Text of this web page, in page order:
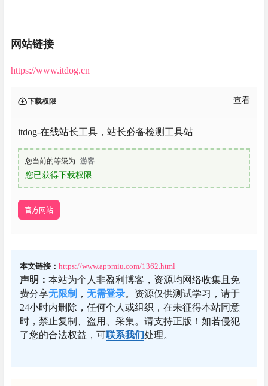
网站链接
https://www.itdog.cn
下载权限 查看
itdog-在线站长工具，站长必备检测工具站
您当前的等级为 游客
您已获得下载权限
官方网站
本文链接： https://www.appmiu.com/1362.html
声明： 本站为个人非盈利博客，资源均网络收集且免
费分享无限制 ， 无需登录。资源仅供测试学习，请于
24小时内删除，任何个人或组织，在未征得本站同意
时，禁止复制、盗用、采集。请支持正版！如若侵犯
了您的合法权益，可联系我们处理。